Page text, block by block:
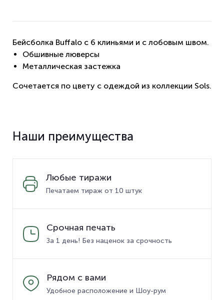
Бейсболка Buffalo с 6 клиньями и с лобовым швом.
Обшивные люверсы
Металлическая застежка
Сочетается по цвету с одеждой из коллекции Sols.
Наши преимущества
Любые тиражи
Печатаем тираж от 10 штук
Срочная печать
За 1 день! Без наценок за срочность
Рядом с вами
Удобное расположение и Шоу-рум